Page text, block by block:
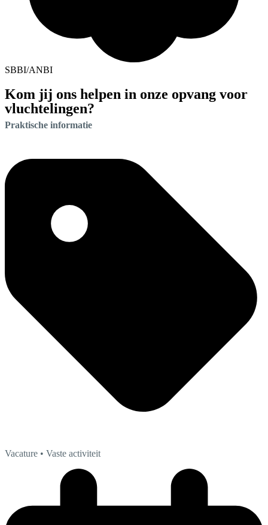
SBBI/ANBI
Kom jij ons helpen in onze opvang voor
vluchtelingen?
Praktische informatie
Vacature • Vaste activiteit